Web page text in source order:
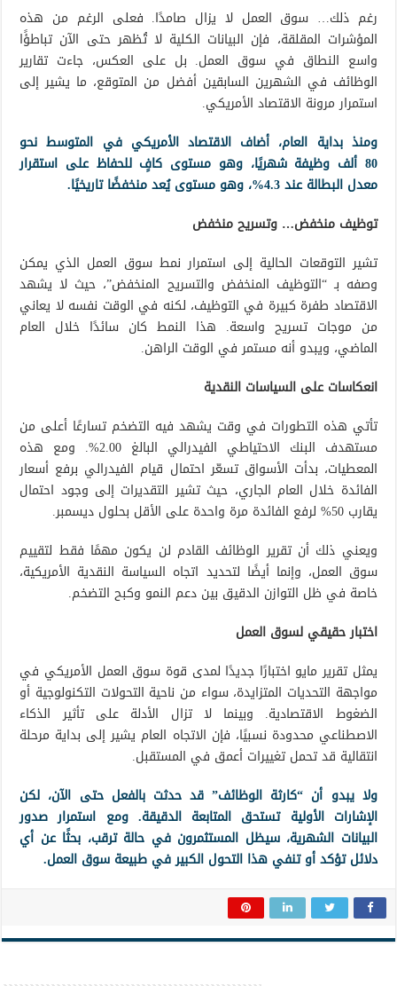
رغم ذلك… سوق العمل لا يزال صامدًا. فعلى الرغم من هذه
المؤشرات المقلقة، فإن البيانات الكلية لا تُظهر حتى الآن تباطؤًا
واسع النطاق في سوق العمل. بل على العكس، جاءت تقارير
الوظائف في الشهرين السابقين أفضل من المتوقع، ما يشير إلى
استمرار مرونة الاقتصاد الأمريكي.
ومنذ بداية العام، أضاف الاقتصاد الأمريكي في المتوسط نحو
80 ألف وظيفة شهريًا، وهو مستوى كافٍ للحفاظ على استقرار
معدل البطالة عند 4.3%، وهو مستوى يُعد منخفضًا تاريخيًا.
توظيف منخفض… وتسريح منخفض
تشير التوقعات الحالية إلى استمرار نمط سوق العمل الذي يمكن
وصفه بـ “التوظيف المنخفض والتسريح المنخفض”، حيث لا يشهد
الاقتصاد طفرة كبيرة في التوظيف، لكنه في الوقت نفسه لا يعاني
من موجات تسريح واسعة. هذا النمط كان سائدًا خلال العام
الماضي، ويبدو أنه مستمر في الوقت الراهن.
انعكاسات على السياسات النقدية
تأتي هذه التطورات في وقت يشهد فيه التضخم تسارعًا أعلى من
مستهدف البنك الاحتياطي الفيدرالي البالغ 2.00%. ومع هذه
المعطيات، بدأت الأسواق تسعّر احتمال قيام الفيدرالي برفع أسعار
الفائدة خلال العام الجاري، حيث تشير التقديرات إلى وجود احتمال
يقارب 50% لرفع الفائدة مرة واحدة على الأقل بحلول ديسمبر.
ويعني ذلك أن تقرير الوظائف القادم لن يكون مهمًا فقط لتقييم
سوق العمل، وإنما أيضًا لتحديد اتجاه السياسة النقدية الأمريكية،
خاصة في ظل التوازن الدقيق بين دعم النمو وكبح التضخم.
اختبار حقيقي لسوق العمل
يمثل تقرير مايو اختبارًا جديدًا لمدى قوة سوق العمل الأمريكي في
مواجهة التحديات المتزايدة، سواء من ناحية التحولات التكنولوجية أو
الضغوط الاقتصادية. وبينما لا تزال الأدلة على تأثير الذكاء
الاصطناعي محدودة نسبيًا، فإن الاتجاه العام يشير إلى بداية مرحلة
انتقالية قد تحمل تغييرات أعمق في المستقبل.
ولا يبدو أن “كارثة الوظائف” قد حدثت بالفعل حتى الآن، لكن
الإشارات الأولية تستحق المتابعة الدقيقة. ومع استمرار صدور
البيانات الشهرية، سيظل المستثمرون في حالة ترقب، بحثًا عن أي
دلائل تؤكد أو تنفي هذا التحول الكبير في طبيعة سوق العمل.